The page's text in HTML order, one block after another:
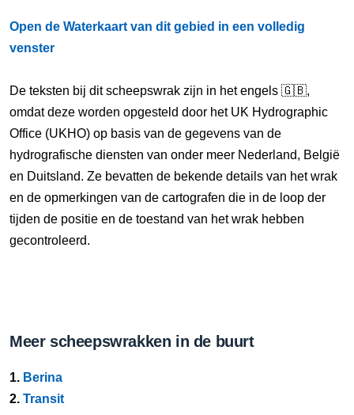
Open de Waterkaart van dit gebied in een volledig
venster
De teksten bij dit scheepswrak zijn in het engels 🇬🇧,
omdat deze worden opgesteld door het UK Hydrographic
Office (UKHO) op basis van de gegevens van de
hydrografische diensten van onder meer Nederland, België
en Duitsland. Ze bevatten de bekende details van het wrak
en de opmerkingen van de cartografen die in de loop der
tijden de positie en de toestand van het wrak hebben
gecontroleerd.
Meer scheepswrakken in de buurt
1. Berina
2. Transit